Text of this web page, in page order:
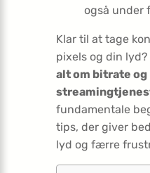
også under
Klar til at tage
pixels og din
alt om bitrate
fundamentale
tips, der giver
lyd og færre